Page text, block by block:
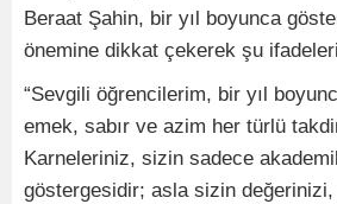
Beraat Şahin, bir yıl boyunca
önemine dikkat çekerek şu
“Sevgili öğrencilerim, bir yıl
emek, sabır ve azim her türlü
Karneleriniz, sizin sadece
göstergesidir; asla sizin